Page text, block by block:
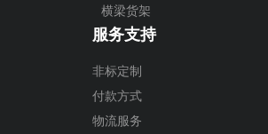
横梁货架
服务支持
非标定制
付款方式
物流服务